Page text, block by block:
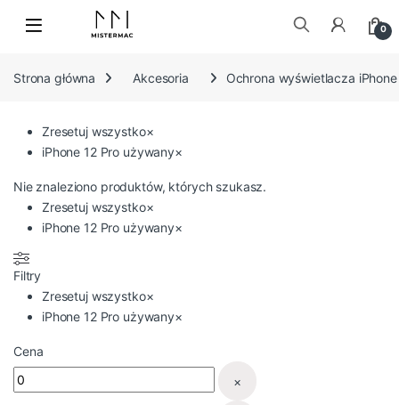
Skip to navigation
0
Strona główna
Akcesoria Ochrona wyświetlacza iPhone
Zresetuj wszystko×
iPhone 12 Pro używany×
Nie znaleziono produktów, których szukasz.
Zresetuj wszystko×
iPhone 12 Pro używany×
Filtry
Zresetuj wszystko×
iPhone 12 Pro używany×
Cena
×